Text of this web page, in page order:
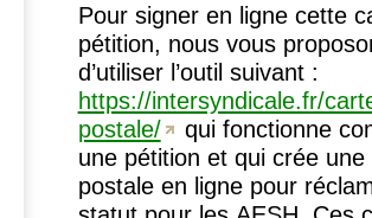
Pour signer en ligne cette
pétition, nous vous
d’utiliser l’outil suivant :
https://intersyndicale.fr/
postale/
qui fonctionne
une pétition et qui crée une
postale en ligne pour